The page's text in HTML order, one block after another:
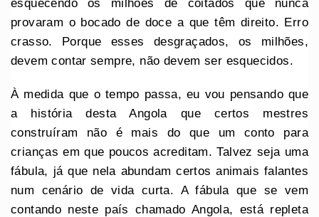
esquecendo os milhões de coitados que nunca
provaram o bocado de doce a que têm direito. Erro
crasso. Porque esses desgraçados, os milhões,
devem contar sempre, não devem ser esquecidos.
À medida que o tempo passa, eu vou pensando que
a história desta Angola que certos mestres
construíram não é mais do que um conto para
crianças em que poucos acreditam. Talvez seja uma
fábula, já que nela abundam certos animais falantes
num cenário de vida curta. A fábula que se vem
contando neste país chamado Angola, está repleta